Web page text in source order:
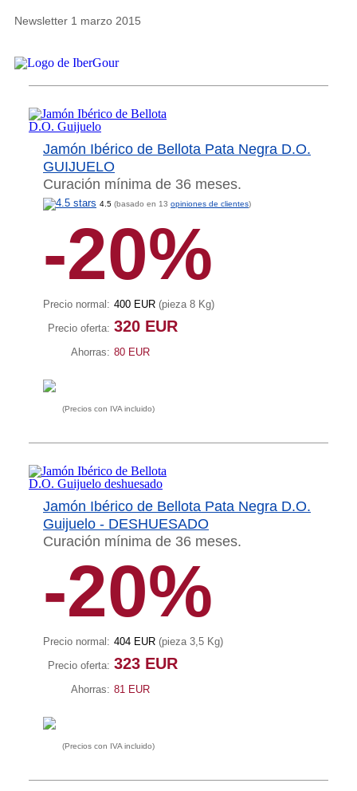
Newsletter 1 marzo 2015
Jamón Ibérico de Bellota Pata Negra D.O.
GUIJUELO
Curación mínima de 36 meses.
4.5 (basado en 13 opiniones de clientes)
-20%
Precio normal: 400 EUR (pieza 8 Kg)
Precio oferta: 320 EUR
Ahorras: 80 EUR
(Precios con IVA incluido)
Jamón Ibérico de Bellota Pata Negra D.O.
Guijuelo - DESHUESADO
Curación mínima de 36 meses.
-20%
Precio normal: 404 EUR (pieza 3,5 Kg)
Precio oferta: 323 EUR
Ahorras: 81 EUR
(Precios con IVA incluido)